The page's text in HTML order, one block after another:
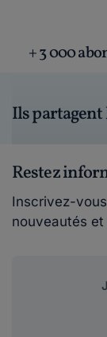
+ 3 000
Ils
Restez
Inscrivez-
nouveautés